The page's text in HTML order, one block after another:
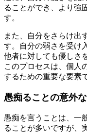
ることができ、より強
す。
また、自分をさらけ出
す。自分の弱さを受け
他者に対しても優しさ
このプロセスは、個人
するための重要な要素
愚痴ることの意外
愚痴を言うことは、一
ることが多いですが、